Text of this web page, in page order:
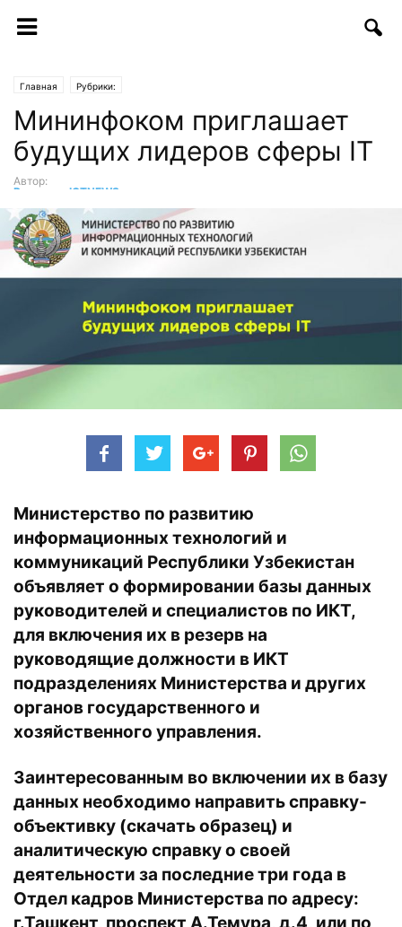
Главная Рубрики:
Мининфоком приглашает
будущих лидеров сферы IT
Автор:
Редакция ICTNEWS
Министерство по развитию
информационных технологий и
коммуникаций Республики Узбекистан
объявляет о формировании базы данных
руководителей и специалистов по ИКТ,
для включения их в резерв на
руководящие должности в ИКТ
подразделениях Министерства и других
органов государственного и
хозяйственного управления.
Заинтересованным во включении их в базу
данных необходимо направить справку-
объективку (скачатьобразец) и
аналитическую справку о своей
деятельности за последние три года в
Отдел кадров Министерства по адресу: